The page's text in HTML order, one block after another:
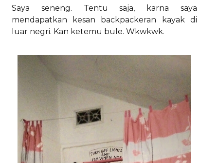
Saya seneng. Tentu saja, karna saya
mendapatkan kesan backpackeran kayak di
luar negri. Kan ketemu bule. Wkwkwk.